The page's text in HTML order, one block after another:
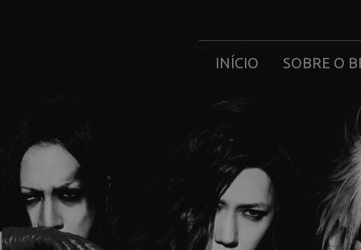
INÍCIO SOBRE O